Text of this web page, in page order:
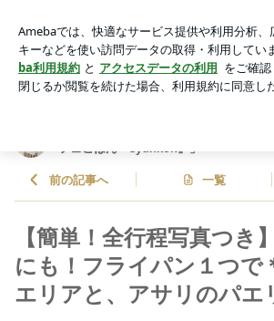
＊鶏肉のパエリアと、アサリのパエリア |
ルブログ「含み笑いのカフェごはん『
y Ameba
アプリをダウンロードして ブログの更新通知
ょう。
フェごはん『syunkon』」
前の記事へ 一覧
【簡単！全行程写真つき
にも！フライパン１つで
エリアと、アサリのパエ